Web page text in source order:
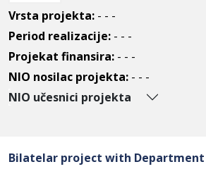
Vrsta projekta: - - -
Period realizacije: - - -
Projekat finansira: - - -
NIO nosilac projekta: - - -
NIO učesnici projekta
Bilatelar project with